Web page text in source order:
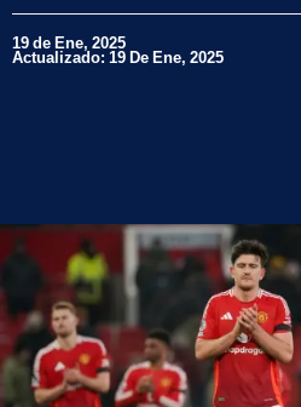
19 de Ene, 2025
Actualizado: 19 De Ene, 2025